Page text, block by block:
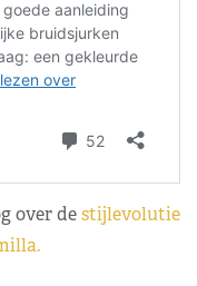
over destijlevolutie